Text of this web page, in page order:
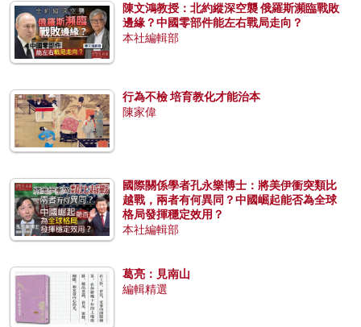
陳文鴻教授：北約縱深空襲 俄羅斯瀕臨戰敗
邊緣？中國零部件能左右戰局走向？
本社編輯部
行為不檢 培育教化才能治本
陳家偉
國際關係學者孔永樂博士：將美伊衝突類比
越戰，兩者有何異同？中國崛起能否為全球
格局發揮穩定效用？
本社編輯部
葛亮：見南山
編輯精選